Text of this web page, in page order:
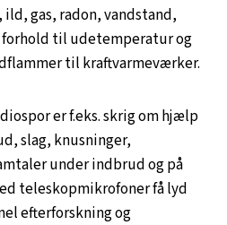
gas, radon, vandstand,
til udetemperatur og
til kraftvarmeværker.
er f.eks. skrig om hjælp
slag, knusninger,
under indbrud og på
teleskopmikrofoner få lyd
efterforskning og